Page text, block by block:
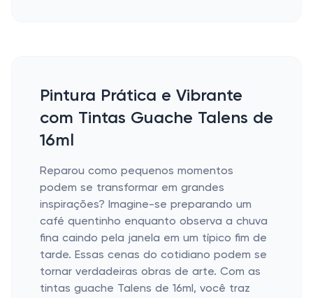
Pintura Prática e Vibrante
com Tintas Guache Talens de
16ml
Reparou como pequenos momentos
podem se transformar em grandes
inspirações? Imagine-se preparando um
café quentinho enquanto observa a chuva
fina caindo pela janela em um típico fim de
tarde. Essas cenas do cotidiano podem se
tornar verdadeiras obras de arte. Com as
tintas guache Talens de 16ml, você traz